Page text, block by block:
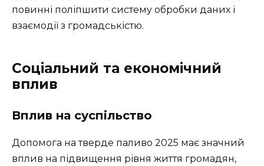
повинні поліпшити систему обробки даних і
взаємодії з громадськістю.
Соціальний та економічний
вплив
Вплив на суспільство
Допомога на тверде паливо 2025 має значний
вплив на підвищення рівня життя громадян,